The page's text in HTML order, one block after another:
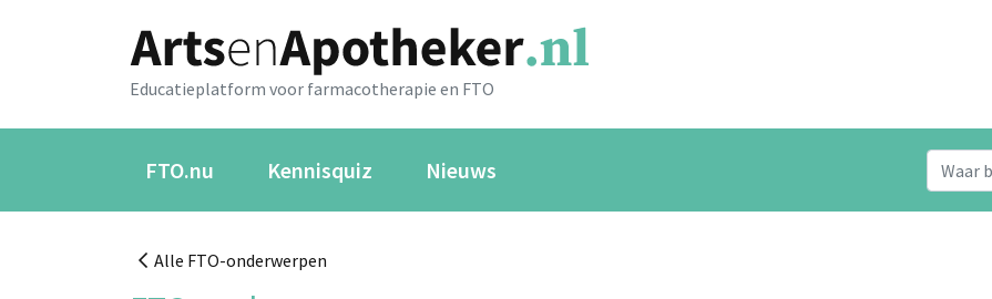
Educatieplatform voor farmacotherapie en FTO
FTO.nu Kennisquiz Nieuws
Alle FTO-onderwerpen